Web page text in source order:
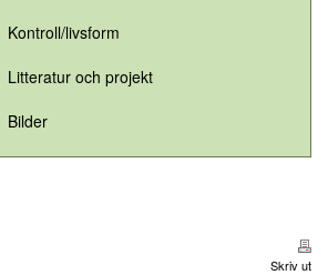
Kontroll/livsform
Litteratur och projekt
Bilder
Skriv ut